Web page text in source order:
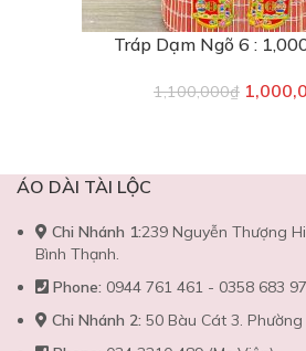
Tráp Dạm Ngõ 6 :
1,100,000₫
ÁO DÀI TÀI LỘC
Chi Nhánh 1:239 Nguyễn Thượng
Bình Thạnh.
Phone: 0944 761 461 - 0358 683
Chi Nhánh 2: 50 Bàu Cát 3.